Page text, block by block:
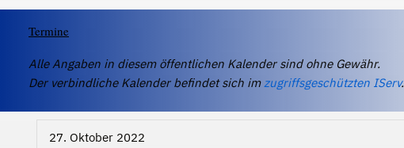
Termine
Alle Angaben in diesem öffentlichen Kalender sind ohne Gewähr.
Der verbindliche Kalender befindet sich imzugriffsgeschützten IServ.
27. Oktober 2022